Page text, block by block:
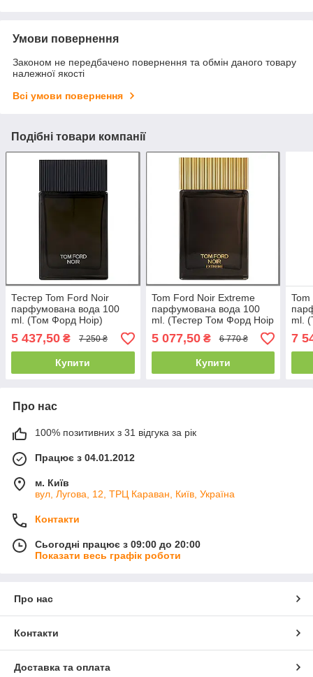
Умови повернення
Законом не передбачено повернення та обмін даного товару
належної якості
Всі умови повернення
Подібні товари компанії
Тестер Tom Ford Noir
парфумована вода 100
ml. (Том Форд Ноір)
5 437,50 ₴ 7 250 ₴
Купити
Tom Ford Noir Extreme
парфумована вода 100
ml. (Тестер Том Форд Ноір
Екстрім)
5 077,50₴ 6 770 ₴
Купити
ml.
7
Про нас
100% позитивних з 31 відгука за рік
Працює з 04.01.2012
м. Київ
вул, Лугова, 12, ТРЦ Караван, Київ, Україна
Контакти
Сьогодні працює з 09:00 до 20:00
Показати весь графік роботи
Про нас
Контакти
Доставка та оплата